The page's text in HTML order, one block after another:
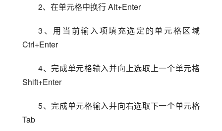
2、在单元格中换行 Alt+Enter
3、用当前输入项填充选定的单元格区域
Ctrl+Enter
4、完成单元格输入并向上选取上一个单元格
Shift+Enter
5、完成单元格输入并向右选取下一个单元格
Tab